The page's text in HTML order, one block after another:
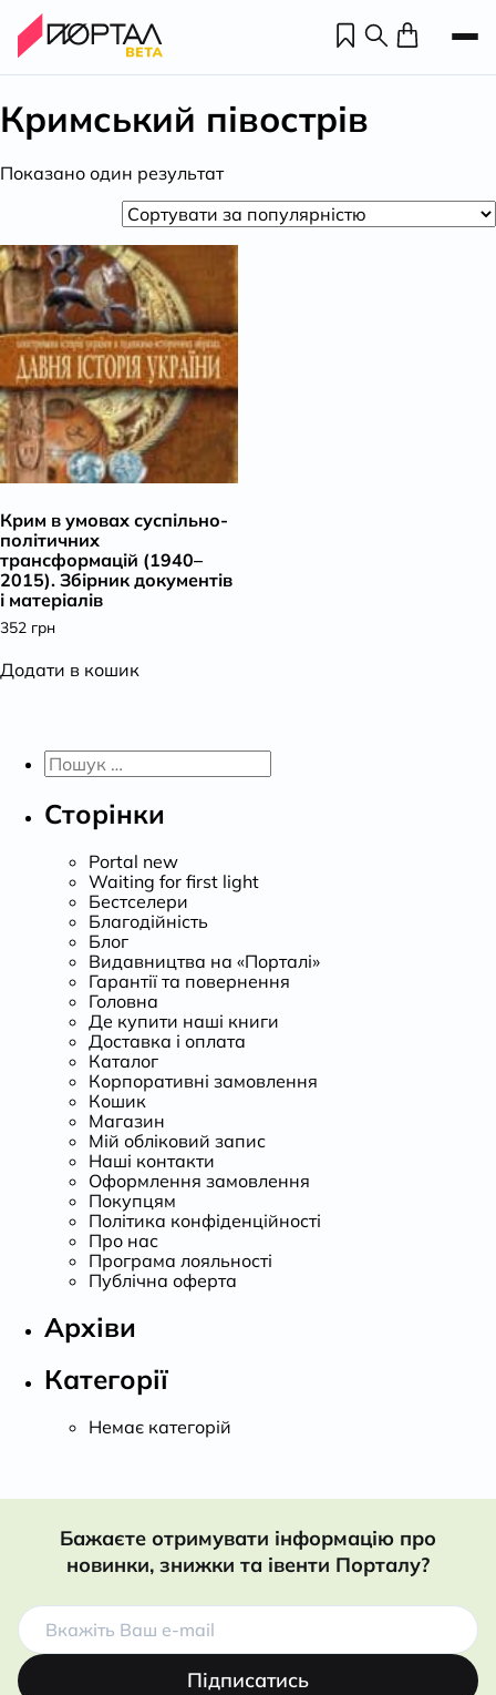
Кримський півострів
Показано один результат
Крим в умовах суспільно-
політичних
трансформацій (1940–
2015). Збірник документів
і матеріалів
352 грн
Додати в кошик
Пошук:
Сторінки
Portal new
Waiting for first light
Бестселери
Благодійність
Блог
Видавництва на «Порталі»
Гарантії та повернення
Головна
Де купити наші книги
Доставка і оплата
Каталог
Корпоративні замовлення
Кошик
Магазин
Мій обліковий запис
Наші контакти
Оформлення замовлення
Покупцям
Політика конфіденційності
Про нас
Програма лояльності
Публічна оферта
Архіви
Категорії
Немає категорій
Бажаєте отримувати інформацію про
новинки, знижки та івенти Порталу?
Підписатись